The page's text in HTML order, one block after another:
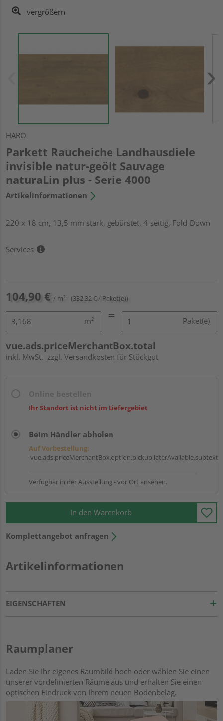
vergrößern
HARO
Parkett Raucheiche Landhausdiele
invisible natur-geölt Sauvage
naturaLin plus - Serie 4000
Artikelinformationen
220 x 18 cm, 13,5 mm stark, gebürstet, 4-seitig, Fold-Down
Services
104,90 € / m² (332,32 € / Paket(e))
m² Paket(e)
vue.ads.priceMerchantBox.total
inkl. MwSt. zzgl. Versandkosten für Stückgut
Ihr Standort ist nicht im Liefergebiet
Beim Händler abholen
Auf Vorbestellung:
vue.ads.priceMerchantBox.option.pickup.laterAvailable.subtext
Verfügbar in der Ausstellung - vor Ort ansehen.
In den Warenkorb
Komplettangebot anfragen
Artikelinformationen
EIGENSCHAFTEN
Raumplaner
Laden Sie Ihr eigenes Raumbild hoch oder wählen Sie einen
unserer vordefinierten Räume aus und erhalten Sie einen
optischen Eindruck von Ihrem neuen Bodenbelag.